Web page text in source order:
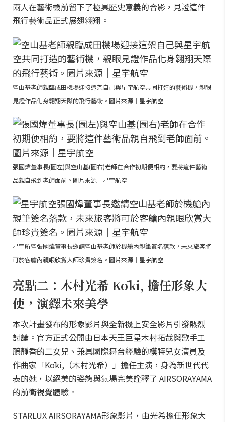
兩人在藝術機前留下了極具歷史意義的合影，見證這件
飛行藝術品正式展翅翱翔。
空山基老師親臨成田機場迎接這架自己與星宇航空共同打造的藝術機，親眼
見證作品化身翱翔天際的飛行藝術。圖片來源｜星宇航空
張國煒董事長(圖左)與空山基(圖右)老師在合作初期便相約，要將這件藝術
品親自飛到老師面前。圖片來源｜星宇航空
星宇航空張國煒董事長邀請空山基老師於機艙內親筆簽名落款，未來旅客將
可於客艙內親眼欣賞大師珍貴簽名。圖片來源｜星宇航空
亮點二：木村光希 Kōki, 擔任形象大
使，演繹未來美學
本次計畫發布的形象影片與全新機上安全影片引發熱烈
討論。官方正式公開由日本天王巨星木村拓哉與歌手工
藤靜香的二女兒、兼具國際舞台經驗的模特兒女演員及
作曲家「Kōki,（木村光希）」擔任主演，身為新世代代
表的她，以絕美的姿態與氣場完美詮釋了 AIRSORAYAMA
的前衛視覺體驗。
STARLUX AIRSORAYAMA形象影片，由光希擔任形象大